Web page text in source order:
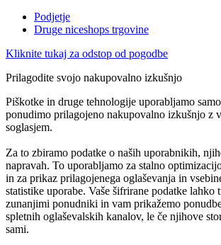
Podjetje
Druge niceshops trgovine
Kliknite tukaj za odstop od pogodbe
Prilagodite svojo nakupovalno izkušnjo
Piškotke in druge tehnologije uporabljamo
ponudimo prilagojeno nakupovalno izkušnjo z
soglasjem.
Za to zbiramo podatke o naših uporabnikih,
napravah. To uporabljamo za stalno
in za prikaz prilagojenega oglaševanja in
statistike uporabe. Vaše šifrirane podatke lahko
zunanjimi ponudniki in vam prikažemo
spletnih oglaševalskih kanalov, le če njihove
sami.